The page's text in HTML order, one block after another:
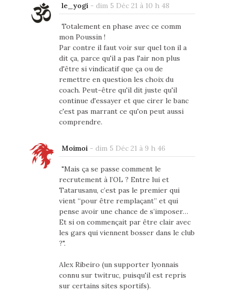
le_yogi- dim 5 Déc 21 à 10 h 48
Totalement en phase avec ce comm
mon Poussin !
Par contre il faut voir sur quel ton il a
dit ça, parce qu'il a pas l'air non plus
d'être si vindicatif que ça ou de
remettre en question les choix du
coach. Peut-être qu'il dit juste qu'il
continue d'essayer et que cirer le banc
c'est pas marrant ce qu'on peut aussi
comprendre.
Moimoi- dim 5 Déc 21 à 9 h 46
"Mais ça se passe comment le
recrutement à l’OL ? Entre lui et
Tatarusanu, c’est pas le premier qui
vient “pour être remplaçant” et qui
pense avoir une chance de s’imposer…
Et si on commençait par être clair avec
les gars qui viennent bosser dans le club
?".
Alex Ribeiro (un supporter lyonnais
connu sur twitruc, puisqu'il est repris
sur certains sites sportifs).